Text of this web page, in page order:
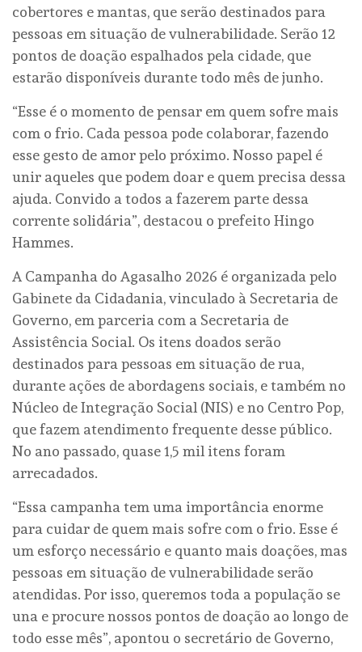
cobertores e mantas, que serão destinados para
pessoas em situação de vulnerabilidade. Serão 12
pontos de doação espalhados pela cidade, que
estarão disponíveis durante todo mês de junho.
“Esse é o momento de pensar em quem sofre mais
com o frio. Cada pessoa pode colaborar, fazendo
esse gesto de amor pelo próximo. Nosso papel é
unir aqueles que podem doar e quem precisa dessa
ajuda. Convido a todos a fazerem parte dessa
corrente solidária”, destacou o prefeito Hingo
Hammes.
A Campanha do Agasalho 2026 é organizada pelo
Gabinete da Cidadania, vinculado à Secretaria de
Governo, em parceria com a Secretaria de
Assistência Social. Os itens doados serão
destinados para pessoas em situação de rua,
durante ações de abordagens sociais, e também no
Núcleo de Integração Social (NIS) e no Centro Pop,
que fazem atendimento frequente desse público.
No ano passado, quase 1,5 mil itens foram
arrecadados.
“Essa campanha tem uma importância enorme
para cuidar de quem mais sofre com o frio. Esse é
um esforço necessário e quanto mais doações, mas
pessoas em situação de vulnerabilidade serão
atendidas. Por isso, queremos toda a população se
una e procure nossos pontos de doação ao longo de
todo esse mês”, apontou o secretário de Governo,